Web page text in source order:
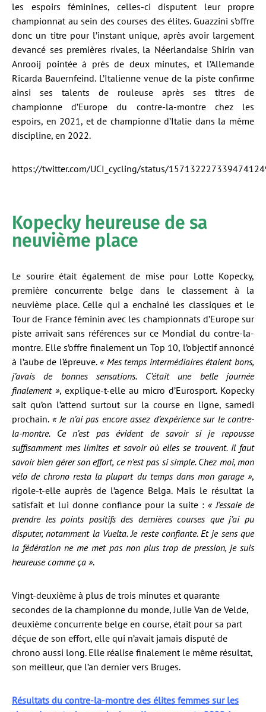
les espoirs féminines, celles-ci disputent leur propre
championnat au sein des courses des élites. Guazzini s’offre
donc un titre pour l’instant unique, après avoir largement
devancé ses premières rivales, la Néerlandaise Shirin van
Anrooij pointée à près de deux minutes, et l’Allemande
Ricarda Bauernfeind. L’Italienne venue de la piste confirme
ainsi ses talents de rouleuse après ses titres de
championne d’Europe du contre-la-montre chez les
espoirs, en 2021, et de championne d’Italie dans la même
discipline, en 2022.
https://twitter.com/UCI_cycling/status/
Kopecky heureuse de sa
neuvième place
Le sourire était également de mise pour Lotte Kopecky,
première concurrente belge dans le classement à la
neuvième place. Celle qui a enchaîné les classiques et le
Tour de France féminin avec les championnats d’Europe sur
piste arrivait sans références sur ce Mondial du contre-la-
montre. Elle s’offre finalement un Top 10, l’objectif annoncé
à l’aube de l’épreuve.« Mes temps intermédiaires étaient bons,
j’avais de bonnes sensations. C’était une belle journée
finalement », explique-t-elle au micro d’Eurosport. Kopecky
sait qu’on l’attend surtout sur la course en ligne, samedi
prochain. « Je n’ai pas encore assez d’expérience sur le contre-
la-montre. Ce n’est pas évident de savoir si je repousse
suffisamment mes limites et savoir où elles se trouvent. Il faut
savoir bien gérer son effort, ce n’est pas si simple. Chez moi, mon
vélo de chrono resta la plupart du temps dans mon garage »,
rigole-t-elle auprès de l’agence Belga. Mais le résultat la
satisfait et lui donne confiance pour la suite : « J’essaie de
prendre les points positifs des dernières courses que j’ai pu
disputer, notamment la Vuelta. Je reste confiante. Et je sens que
la fédération ne me met pas non plus trop de pression, je suis
heureuse comme ça ».
Vingt-deuxième à plus de trois minutes et quarante
secondes de la championne du monde, Julie Van de Velde,
deuxième concurrente belge en course, était pour sa part
déçue de son effort, elle qui n’avait jamais disputé de
chrono aussi long. Elle réalise finalement le même résultat,
son meilleur, que l’an dernier vers Bruges.
Résultats du contre-la-montre des élites femmes sur les